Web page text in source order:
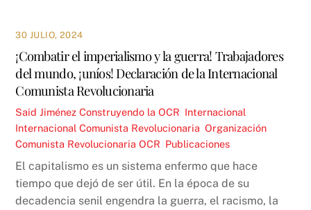
30 JULIO, 2024
¡Combatir el imperialismo y la guerra! Trabajadores
del mundo, ¡uníos! Declaración de la Internacional
Comunista Revolucionaria
Said Jiménez Construyendo la OCR Internacional
Internacional Comunista Revolucionaria ,Organización
Comunista Revolucionaria OCR Publicaciones
El capitalismo es un sistema enfermo que hace
tiempo que dejó de ser útil. En la época de su
decadencia senil engendra la guerra, el racismo, la